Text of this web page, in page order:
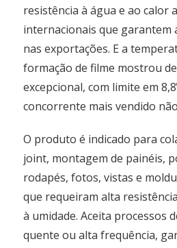
resistência à água e ao calor
internacionais que garantem
nas exportações. E a
formação de filme mostrou
excepcional, com limite em
concorrente mais vendido não
O produto é indicado para
joint, montagem de painéis,
rodapés, fotos, vistas e
que requeiram alta
à umidade. Aceita processos
quente ou alta frequência,